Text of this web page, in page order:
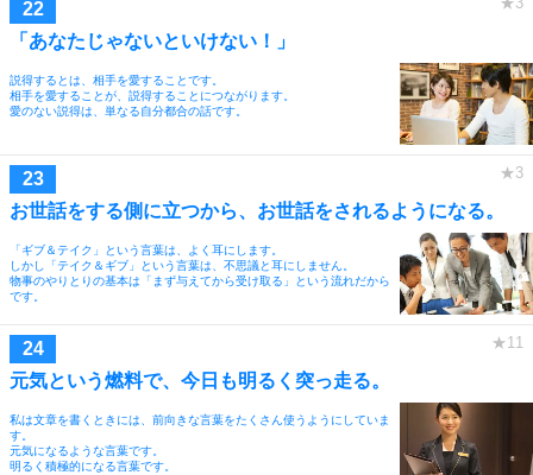
「あなたじゃないといけない！」
説得するとは、相手を愛することです。
相手を愛することが、説得することにつながります。
愛のない説得は、単なる自分都合の話です。
お世話をする側に立つから、お世話をされるようになる。
「ギブ＆テイク」という言葉は、よく耳にします。
しかし「テイク＆ギブ」という言葉は、不思議と耳にしません。
物事のやりとりの基本は「まず与えてから受け取る」という流れだから
です。
元気という燃料で、今日も明るく突っ走る。
私は文章を書くときには、前向きな言葉をたくさん使うようにしていま
す。
元気になるような言葉です。
明るく積極的になる言葉です。